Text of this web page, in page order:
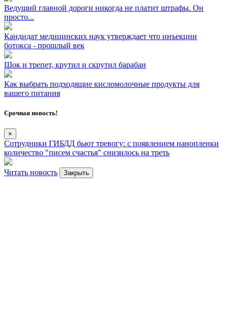
Ведущий главной дороги никогда не платит штрафы. Он
просто...
Кандидат медицинских наук утверждает что инъекции
ботокса - прошлый век
Шок и трепет, крутил и скрутил барабан
Как выбрать подходящие кисломолочные продукты для
вашего питания
Срочная новость!
×
Сотрудники ГИБДД бьют тревогу: с появлением нанопленки
количество "писем счастья" снизилось на треть
Читать новость Закрыть